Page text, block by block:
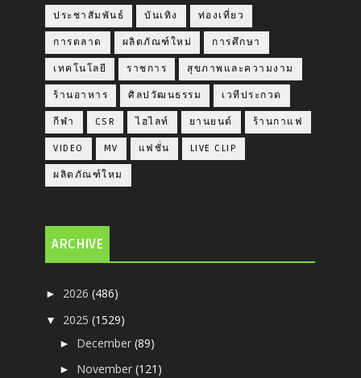
ประชาสัมพันธ์ บันเทิง ท่องเที่ยว
การตลาด ผลิตภัณฑ์ใหม่ การศึกษา
เทคโนโลยี ราชการ สุขภาพและความงาม
ร้านอาหาร ศิลปวัฒนธรรม เวทีประกวด
กีฬา CSR ไฮไลท์ ยานยนต์ ร้านกาแฟ
VIDEO MV แฟชั่น LIVE CLIP
ผลิตภัณฑ์ใหม
ARCHIVE
► 2026(486)
▼ 2025(1529)
► December(89)
► November(121)